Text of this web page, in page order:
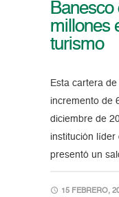
Banesco
millones
turismo
Esta cartera
incremento de
diciembre de
institución líder
presentó un
15 FEBRERO,